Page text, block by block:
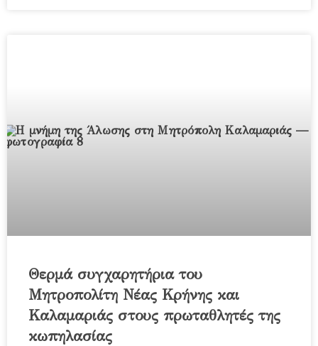
Θερμά συγχαρητήρια του
Μητροπολίτη Νέας Κρήνης και
Καλαμαριάς στους πρωταθλητές της
κωπηλασίας